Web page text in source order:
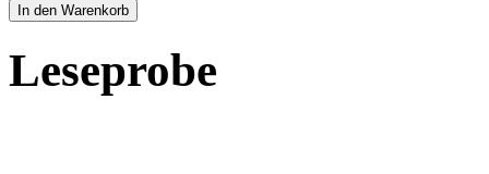
In den Warenkorb
Leseprobe